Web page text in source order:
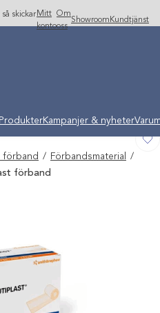
skickar Mitt
konto
Om
oss
Showroom Kundtjänst
Undermeny stängd: Varumärken
ProdukterKampanjer & nyheter
förband / Förbandsmaterial /
förband